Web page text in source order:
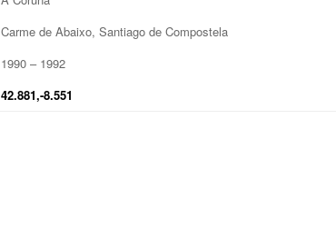
Carme de Abaixo, Santiago de Compostela
1990 – 1992
42.881,-8.551